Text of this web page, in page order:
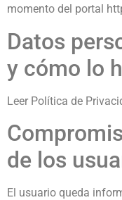
momento del portal
Datos
y cómo lo
Leer Política de
de los
El usuario queda